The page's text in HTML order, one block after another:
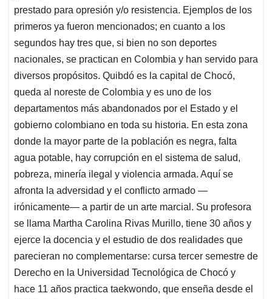
prestado para opresión y/o resistencia. Ejemplos de los
primeros ya fueron mencionados; en cuanto a los
segundos hay tres que, si bien no son deportes
nacionales, se practican en Colombia y han servido para
diversos propósitos. Quibdó es la capital de Chocó,
queda al noreste de Colombia y es uno de los
departamentos más abandonados por el Estado y el
gobierno colombiano en toda su historia. En esta zona
donde la mayor parte de la población es negra, falta
agua potable, hay corrupción en el sistema de salud,
pobreza, minería ilegal y violencia armada. Aquí se
afronta la adversidad y el conflicto armado —
irónicamente— a partir de un arte marcial. Su profesora
se llama Martha Carolina Rivas Murillo, tiene 30 años y
ejerce la docencia y el estudio de dos realidades que
parecieran no complementarse: cursa tercer semestre de
Derecho en la Universidad Tecnológica de Chocó y
hace 11 años practica taekwondo, que enseña desde el